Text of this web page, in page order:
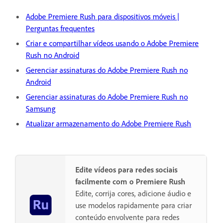
Adobe Premiere Rush para dispositivos móveis |
Perguntas frequentes
Criar e compartilhar vídeos usando o Adobe Premiere
Rush no Android
Gerenciar assinaturas do Adobe Premiere Rush no
Android
Gerenciar assinaturas do Adobe Premiere Rush no
Samsung
Atualizar armazenamento do Adobe Premiere Rush
Edite vídeos para redes sociais
facilmente com o Premiere Rush
Edite, corrija cores, adicione áudio e
use modelos rapidamente para criar
conteúdo envolvente para redes